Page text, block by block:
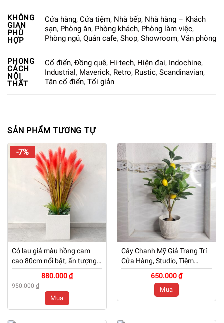
KHÔNG
GIAN
PHÙ
HỢP
Cửa hàng, Cửa tiệm, Nhà bếp, Nhà hàng – Khách
sạn, Phòng ăn, Phòng khách, Phòng làm việc,
Phòng ngủ, Quán cafe, Shop, Showroom, Văn phòng
PHONG
CÁCH
NỘI
THẤT
Cổ điển, Đồng quê, Hi-tech, Hiện đại, Indochine,
Industrial , Maverick, Retro, Rustic, Scandinavian,
Tân cổ điển, Tối giản
SẢN PHẨM TƯƠNG TỰ
-7%
Cỏ lau giả màu hồng cam
cao 80cm nổi bật, ấn tượng
kèm chậu đá mài trắng
880.000 ₫
950.000 ₫
Mua
Cây Chanh Mỹ Giả Trang Trí
Cửa Hàng, Studio, Tiệm
Quán, Văn Phòng, Nhà Cửa
– Cao 60cm – Mã: PN-
650.000 ₫
Mua